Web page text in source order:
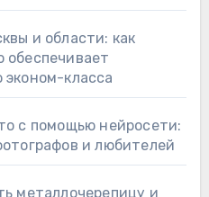
и области: как
обеспечивает
класса
с помощью нейросети:
и любителей
металлочерепицу и